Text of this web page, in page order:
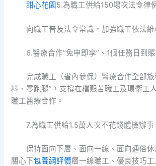
甜心花園5.為職工供給150場次法令律
向職工普及法令常識，加強職工依法維
6.醫療合作“免申即享”、1個任務日到賬
完成職工（省內參保）醫療合作全部
料、零跑腿”，支撐在檔艱苦職工及環衛工
職工醫療合作。
7.為職工供給1.5萬人次不花錢體檢辦事
保持面向下層、面向一線、面向通俗
關心下包養網評價層一線職工、優良技巧